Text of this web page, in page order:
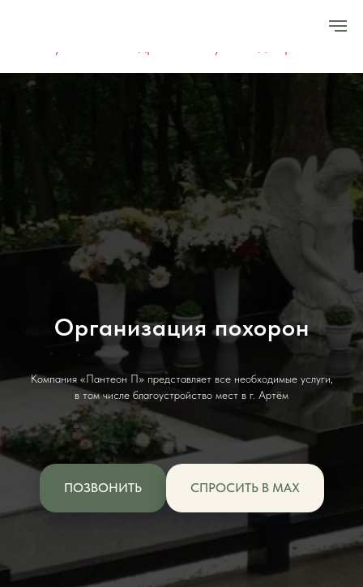
Организация похорон
Компания «Пантеон П» представляет все необходимые услуги,
в том числе благоустройство мест в г. Артём
ПОЗВОНИТЬ СПРОСИТЬ В MAX